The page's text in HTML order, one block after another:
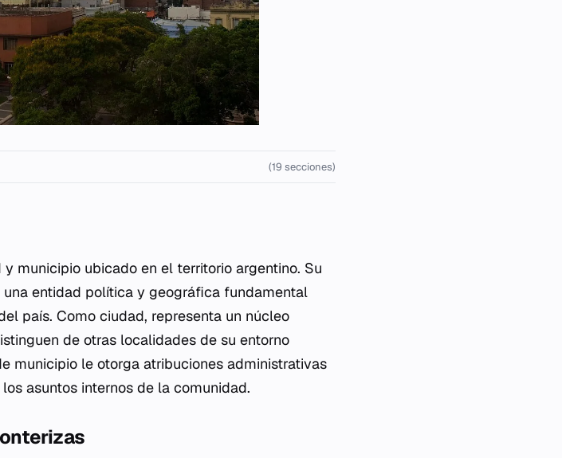
(19 secciones)
municipio ubicado en el territorio argentino. Su
entidad política y geográfica fundamental
país. Como ciudad, representa un núcleo
de otras localidades de su entorno
municipio le otorga atribuciones administrativas
asuntos internos de la comunidad.